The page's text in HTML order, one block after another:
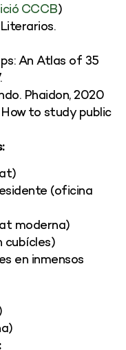
CCCB)
An Atlas of 35
Phaidon, 2020
to study public
(oficina
moderna)
cubícles)
en inmensos